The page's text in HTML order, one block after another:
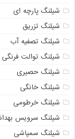
شیلنگ پارچه ای
شیلنگ تزریق
شیلنگ تصفیه آب
شیلنگ توالت فرنگی
شیلنگ حصیری
شیلنگ خانگی
شیلنگ خرطومی
شیلنگ سرویس
شیلنگ سمپاشی